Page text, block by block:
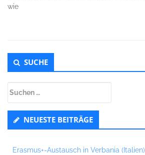
wie
Untergeordnet
Seitenleiste
SUCHE
NEUESTE BEITRÄGE
Erasmus+-Austausch in Verbania (Italien)